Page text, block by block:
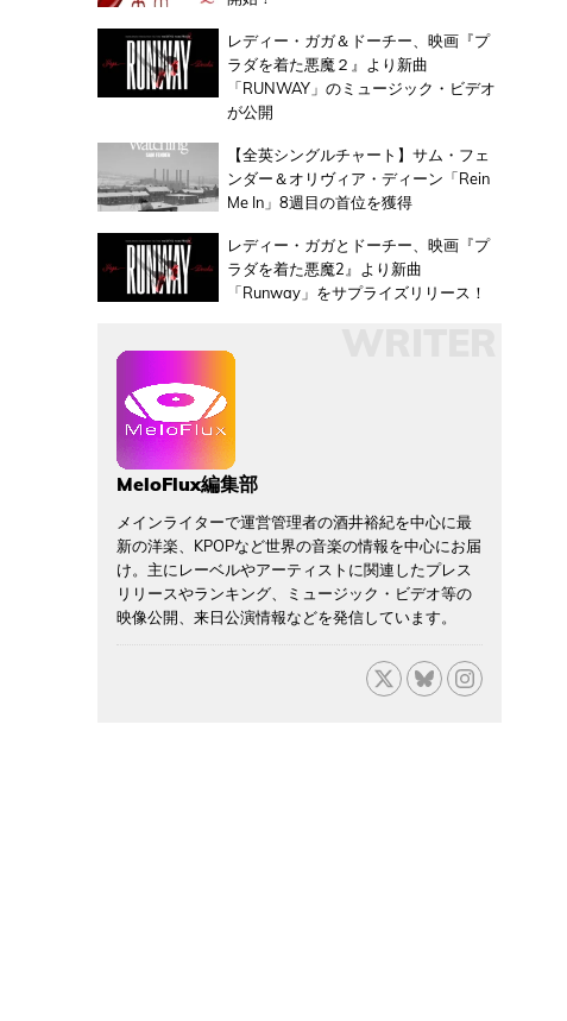
レディー・ガガ＆ドーチー、映画『プ
ラダを着た悪魔２』より新曲
「RUNWAY」のミュージック・ビデオ
が公開
【全英シングルチャート】サム・フェ
ンダー＆オリヴィア・ディーン「Rein
Me In」8週目の首位を獲得
レディー・ガガとドーチー、映画『プ
ラダを着た悪魔2』より新曲
「Runway」をサプライズリリース！
MeloFlux編集部
メインライターで運営管理者の酒井裕紀を中心に最
新の洋楽、KPOPなど世界の音楽の情報を中心にお届
け。主にレーベルやアーティストに関連したプレス
リリースやランキング、ミュージック・ビデオ等の
映像公開、来日公演情報などを発信しています。